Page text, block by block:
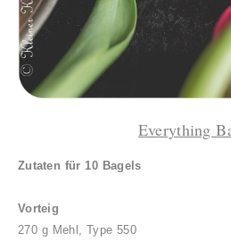
Everything
Zutaten für 10 Bagels
Vorteig
270 g Mehl, Type 550